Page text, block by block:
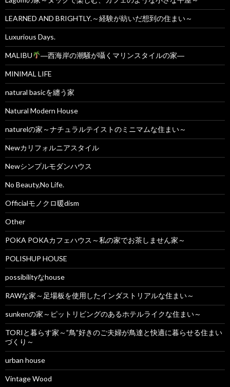
LEARNED AND BRIGHTLY.～経験が紡いだ想到の住まい～
Luxurious Days.
MALIBU ―西海岸の潮騒が囁くマリンスタイルの家―
MINIMAL LIFE
natural basicを纏う家
Natural Modern House
naturelの家～ナチュラルテイストのミニマムな住まい～
Newカリフォルニアスタイル
Newシンプルモダンハウス
No Beauty,No Life.
Officialモノクロ暖dism
Other
POKA POKAカフェハウス～私の家でお茶しません家～
POLISHUP HOUSE
possibilityなhouse
RAWな家～足場板を使用したインダストリアルな住まい～
sunkenの家～ピットリビングのあるホテルライクな住まい～
TORIと暮らす家～”鳥”好きのご夫婦が鳥達と快適に暮らせる住まい
づくり～
urban house
Vintage Wood